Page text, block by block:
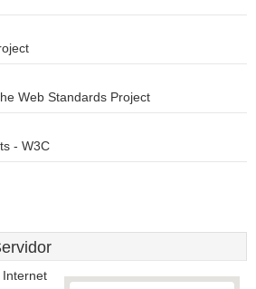
Web Standards Project
- W3C
Internet